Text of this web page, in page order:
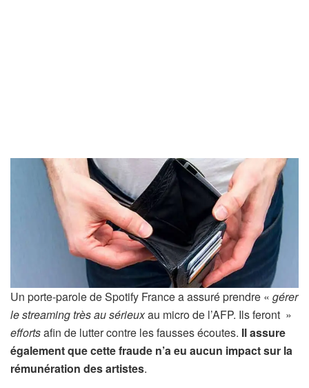
Un porte-parole de Spotify France a assuré prendre « gérer
le streaming très au sérieuxau micro de l’AFP. Ils feront »
effortsafin de lutter contre les fausses écoutes. Il assure
également que cette fraude n’a eu aucun impact sur la
rémunération des artistes.